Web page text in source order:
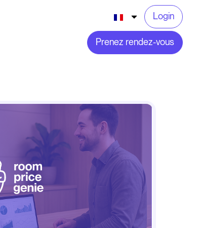
Login
Prenez rendez-vous